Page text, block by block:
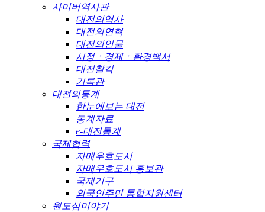
사이버역사관
대전의역사
대전의연혁
대전의인물
시정ㆍ경제ㆍ환경백서
대전찰칵
기록관
대전의통계
한눈에보는 대전
통계자료
e-대전통계
국제협력
자매우호도시
자매우호도시 홍보관
국제기구
외국인주민 통합지원센터
원도심이야기